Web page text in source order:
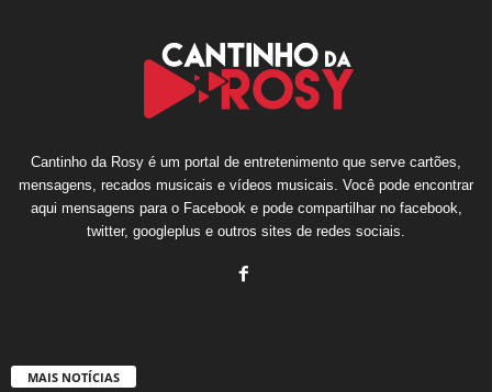
Cantinho da Rosy é um portal de entretenimento que serve cartões,
mensagens, recados musicais e vídeos musicais. Você pode encontrar
aqui mensagens para o Facebook e pode compartilhar no facebook,
twitter, googleplus e outros sites de redes sociais.
MAIS NOTÍCIAS